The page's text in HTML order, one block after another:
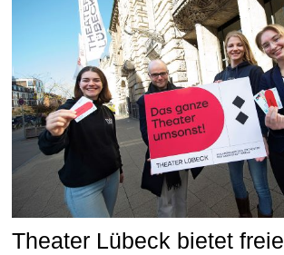
Theater Lübeck bietet